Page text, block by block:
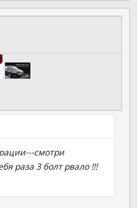
смотри
раза 3 болт рвало !!!